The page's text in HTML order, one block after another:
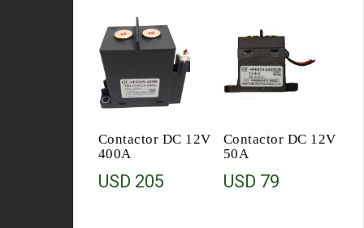
Contactor DC 12V
400A
USD 205
Contactor DC 12V
50A
USD 79